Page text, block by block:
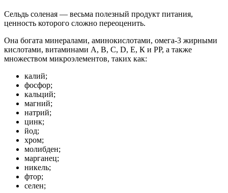
Сельдь соленая — весьма полезный продукт питания,
ценность которого сложно переоценить.
Она богата минералами, аминокислотами, омега-3 жирными
кислотами, витаминами А, В, С, D, E, К и РР, а также
множеством микроэлементов, таких как:
калий;
фосфор;
кальций;
магний;
натрий;
цинк;
йод;
хром;
молибден;
марганец;
никель;
фтор;
селен;